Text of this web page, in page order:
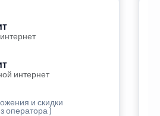
интернет
и скидки
оператора )